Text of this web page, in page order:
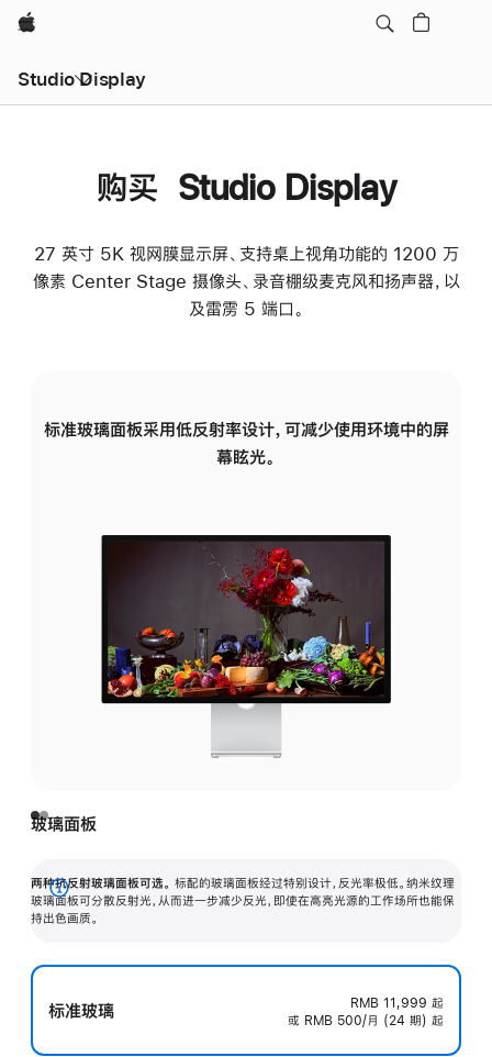
Apple
Studio Display
购买 Studio Display
27 英寸 5K 视网膜显示屏、支持桌上视角功能的 1200 万
像素 Center Stage 摄像头、录音棚级麦克风和扬声器，以
及雷雳 5 端口。
标准玻璃面板采用低反射率设计，可减少使用环境中的屏
幕眩光。
玻璃面板
两种抗反射玻璃面板可选。 标配的玻璃面板经过特别设计，反光率极低。纳米纹理
玻璃面板可分散反射光，从而进一步减少反光，即使在高亮光源的工作场所也能保
持出色画质。
展
开
标准玻璃 RMB 11,999 起
或 RMB 500/月 (24 期) 起